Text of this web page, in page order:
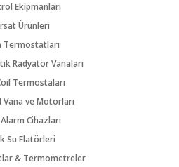
Ekipmanları
Ürünleri
Termostatları
Radyatör Vanaları
Termostaları
Vana ve Motorları
Cihazları
Su Flatörleri
& Termometreler